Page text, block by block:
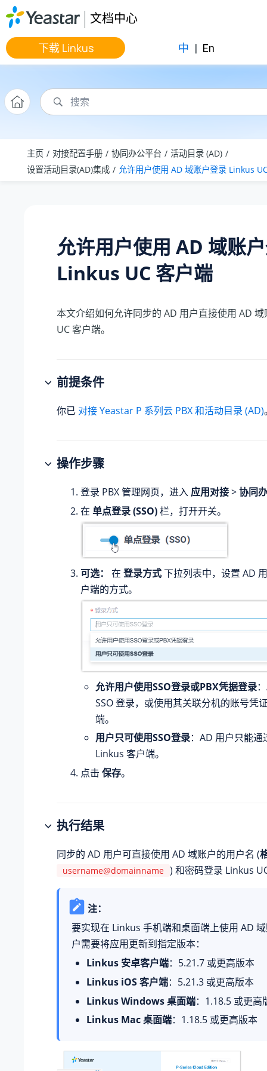
跳转到主要内容
文档中心
下载 Linkus 中 | En
主页 对接配置手册 协同办公平台
活动目录 (AD)
设置活动目录(AD)集成
允许用户使用 AD 域账户登录 Linkus
允许用户使用 AD 域账
Linkus UC 客户端
本文介绍如何允许同步的 AD 用户直接使用 AD
UC 客户端。
前提条件
你已 对接 Yeastar P 系列云 PBX 和活动目录 (AD)
操作步骤
登录 PBX 管理网页，进入应用对接>协同
在 单点登录 (SSO)栏，打开开关。
可选： 在 登录方式下拉列表中，设置 AD
户端的方式。
允许用户使用SSO登录或PBX凭据登录
SSO 登录，或使用其关联分机的账号凭
端。
用户只可使用SSO登录：AD 用户只能通
Linkus 客户端。
点击 保存。
执行结果
同步的 AD 用户可直接使用 AD 域账户的用户名 (
username@domainname ) 和密码登录 Linkus
注：
要实现在 Linkus 手机端和桌面端上使用 AD
户需要将应用更新到指定版本：
Linkus 安卓客户端：5.21.7 或更高版本
Linkus iOS 客户端：5.21.3 或更高版本
Linkus Windows 桌面端：1.18.5 或更高
Linkus Mac 桌面端：1.18.5 或更高版本